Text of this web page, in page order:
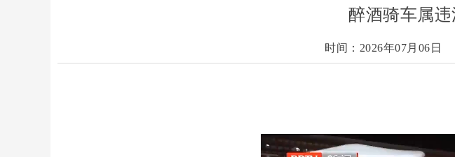
醉酒骑车属
时间：2026年07月06日